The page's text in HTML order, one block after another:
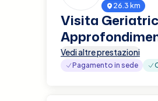
26.3 km
Visita
Vedi altre prestazioni
Pagamento in sede